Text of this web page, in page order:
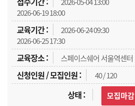
2026-06-19 18:00
2026-06-24 09:30
2026-06-25 17:30
스페이스쉐어 서울역센터
40 / 120
모집마감